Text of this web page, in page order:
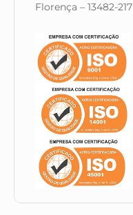
Florença – 13482-217